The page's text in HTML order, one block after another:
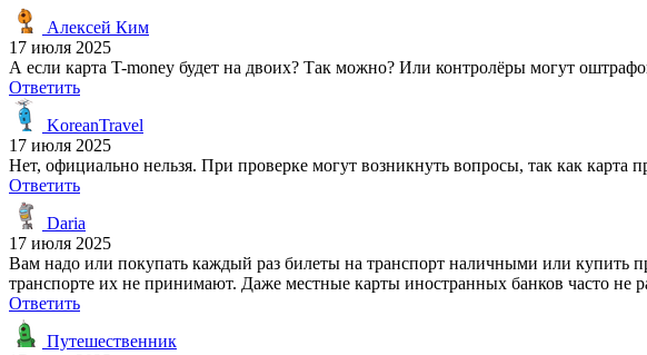
Алексей Ким
17 июля 2025
А если карта T-money будет на двоих? Так можно? Или контролёры могут
Ответить
KoreanTravel
17 июля 2025
Нет, официально нельзя. При проверке могут возникнуть вопросы, так как
Ответить
Daria
17 июля 2025
Вам надо или покупать каждый раз билеты на транспорт наличными или купить
транспорте их не принимают. Даже местные карты иностранных банков часто не
Ответить
Путешественник